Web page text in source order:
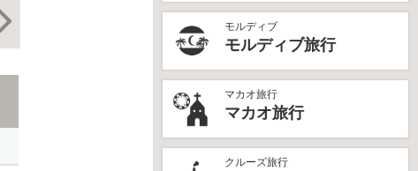
モルディブ
モルディブ旅行
マカオ旅行
マカオ旅行
クルーズ旅行